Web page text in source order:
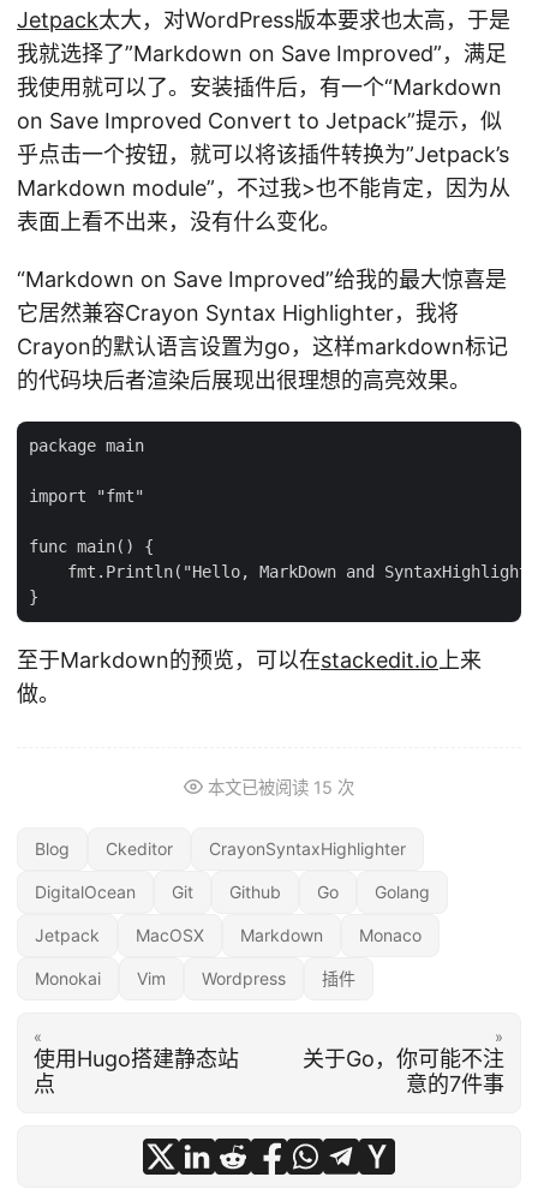
Jetpack太大，对WordPress版本要求也太高，于是
我就选择了”Markdown on Save Improved”，满足
我使用就可以了。安装插件后，有一个“Markdown
on Save Improved Convert to Jetpack”提示，似
乎点击一个按钮，就可以将该插件转换为”Jetpack’s
Markdown module”，不过我>也不能肯定，因为从
表面上看不出来，没有什么变化。
“Markdown on Save Improved”给我的最大惊喜是
它居然兼容Crayon Syntax Highlighter，我将
Crayon的默认语言设置为go，这样markdown标记
的代码块后者渲染后展现出很理想的高亮效果。
package main
import "fmt"
func main() {
fmt.Println("Hello, MarkDown and
至于Markdown的预览，可以在stackedit.io 上来
做。
本文已被阅读 15 次
Blog Ckeditor CrayonSyntaxHighlighter
DigitalOcean Git Github Go Golang
Jetpack MacOSX Markdown Monaco
Monokai Vim Wordpress 插件
«
使用Hugo搭建静态站
点
»
关于Go，你可能不注
意的7件事